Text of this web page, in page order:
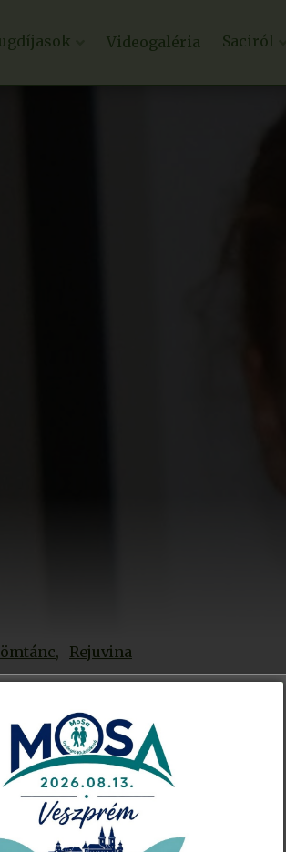
Videogaléria Saciról
Rejuvina
ünnepélyes átadására.
számára.
Ft-os támogatást kapott két